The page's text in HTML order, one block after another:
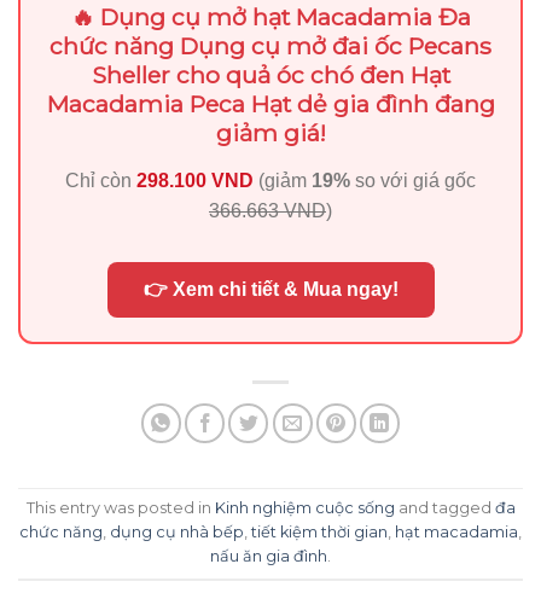
🔥 Dụng cụ mở hạt Macadamia Đa
chức năng Dụng cụ mở đai ốc Pecans
Sheller cho quả óc chó đen Hạt
Macadamia Peca Hạt dẻ gia đình đang
giảm giá!
Chỉ còn 298.100 VND (giảm 19% so với giá gốc
366.663 VND)
👉 Xem chi tiết & Mua ngay!
This entry was posted in Kinh nghiệm cuộc sống and tagged đa
chức năng, dụng cụ nhà bếp,tiết kiệm thời gian, hạt macadamia,
nấu ăn gia đình.